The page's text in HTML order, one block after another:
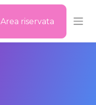
Area riservata